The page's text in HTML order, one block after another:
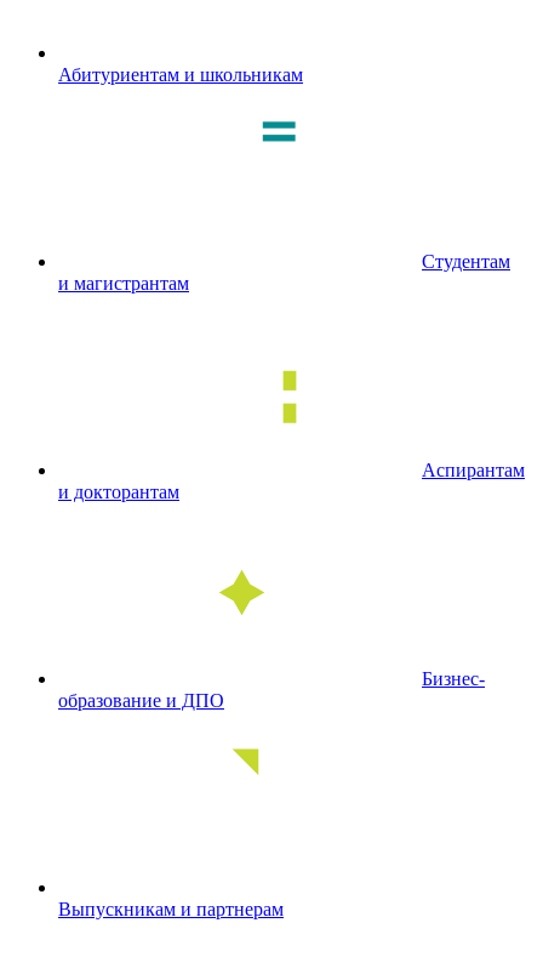
Абитуриентам и школьникам
Студентам
и магистрантам
Аспирантам
и докторантам
Бизнес-
образование и ДПО
Выпускникам и партнерам